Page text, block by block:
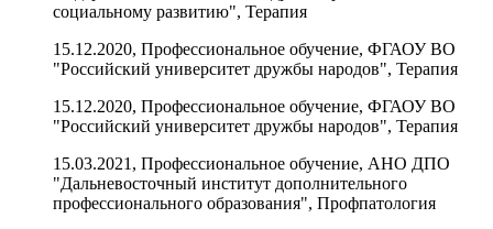
социальному развитию", Терапия
15.12.2020, Профессиональное обучение, ФГАОУ ВО
"Российский университет дружбы народов", Терапия
15.12.2020, Профессиональное обучение, ФГАОУ ВО
"Российский университет дружбы народов", Терапия
15.03.2021, Профессиональное обучение, АНО ДПО
"Дальневосточный институт дополнительного
профессионального образования", Профпатология